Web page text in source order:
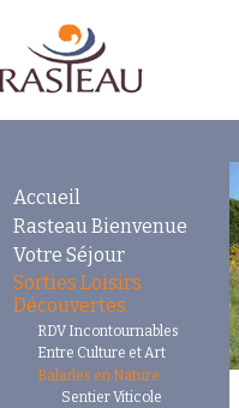
Accueil
Rasteau Bienvenue
Votre Séjour
Sorties Loisirs
Découvertes
RDV Incontournables
Entre Culture et Art
Balades en Nature
Sentier Viticole